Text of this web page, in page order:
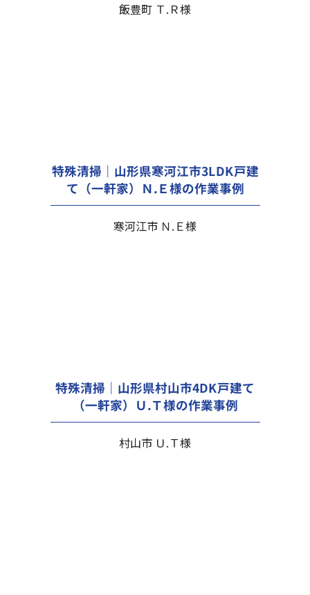
飯豊町 Ｔ.Ｒ様
特殊清掃｜山形県寒河江市3LDK戸建
て（一軒家）Ｎ.Ｅ様の作業事例
寒河江市 Ｎ.Ｅ様
特殊清掃｜山形県村山市4DK戸建て
（一軒家）Ｕ.Ｔ様の作業事例
村山市 Ｕ.Ｔ様